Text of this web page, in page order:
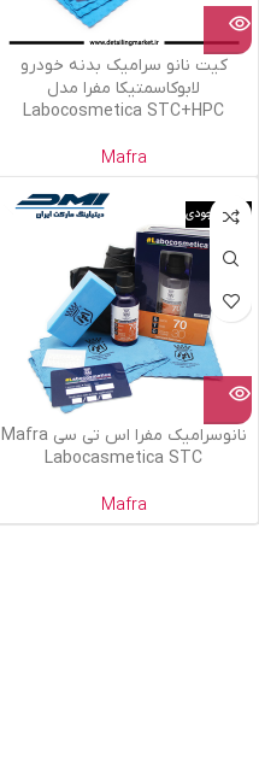
کیت نانو سرامیک بدنه خودرو
لابوکاسمتیکا مفرا مدل
Labocosmetica STC+HPC
Mafra
اتمام موجودی
نانوسرامیک مفرا اس تی سی Mafra
Labocasmetica STC
Mafra